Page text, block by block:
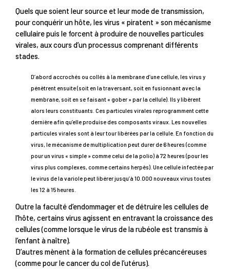
Quels que soient leur source et leur mode de transmission,
pour conquérir un hôte, les virus « piratent » son mécanisme
cellulaire puis le forcent à produire de nouvelles particules
virales, aux cours d’un processus comprenant différents
stades.
D’abord accrochés ou collés à la membrane d’une cellule, les virus y
pénètrent ensuite (soit en la traversant, soit en fusionnant avec la
membrane, soit en se faisant « gober » par la cellule). Ils y libèrent
alors leurs constituants. Ces particules virales reprogramment cette
dernière afin qu’elle produise des composants viraux. Les nouvelles
particules virales sont à leur tour libérées par la cellule. En fonction du
virus, le mécanisme de multiplication peut durer de 6 heures (comme
pour un virus « simple » comme celui de la polio) à 72 heures (pour les
virus plus complexes, comme certains herpès). Une cellule infectée par
le virus de la variole peut libérer jusqu’à 10.000 nouveaux virus toutes
les 12 à 15 heures.
Outre la faculté d’endommager et de détruire les cellules de
l’hôte, certains virus agissent en entravant la croissance des
cellules (comme lorsque le virus de la rubéole est transmis à
l’enfant à naître).
D’autres mènent à la formation de cellules précancéreuses
(comme pour le cancer du col de l’utérus).